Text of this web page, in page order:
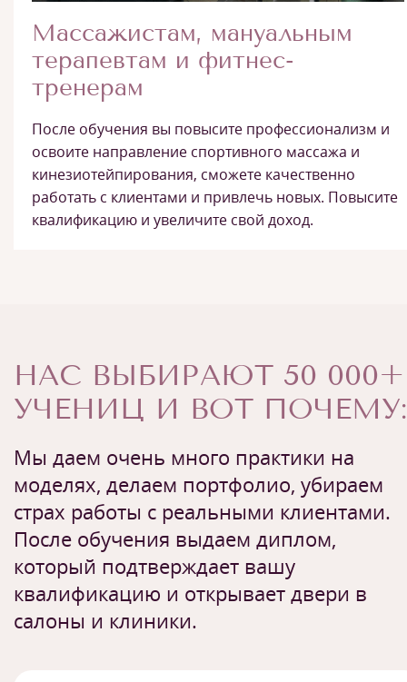
Массажистам, мануальным
терапевтам и фитнес-
тренерам
После обучения вы повысите профессионализм и
освоите направление спортивного массажа и
кинезиотейпирования, сможете качественно
работать с клиентами и привлечь новых. Повысите
квалификацию и увеличите свой доход.
НАС ВЫБИРАЮТ 50 000+
УЧЕНИЦ И ВОТ ПОЧЕМУ:
Мы даем очень много практики на
моделях, делаем портфолио, убираем
страх работы с реальными клиентами.
После обучения выдаем диплом,
который подтверждает вашу
квалификацию и открывает двери в
салоны и клиники.